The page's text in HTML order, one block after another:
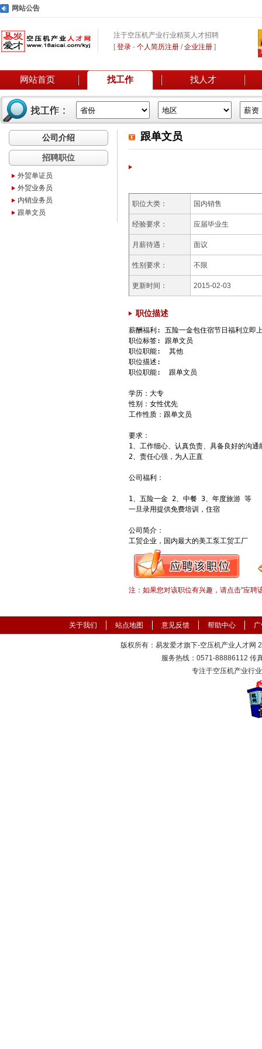
网站公告
注于空压机产业行业精英人才招聘
[登录 - 个人简历注册 /企业注册 ]
网站首页 找工作 找人才
公司介绍
招聘职位
外贸单证员
外贸业务员
内销业务员
跟单文员
跟单文员
职位大类： 国内销售
经验要求： 应届毕业生
月薪待遇： 面议
性别要求： 不限
更新时间： 2015-02-03
职位描述
薪酬福利: 五险一金包住宿节日福利立即
职位标签: 跟单文员
职位职能:  其他
职位描述:
职位职能:  跟单文员
学历：大专
性别：女性优先
工作性质：跟单文员
要求：
1、工作细心、认真负责、具备良好的沟通
2、责任心强，为人正直
公司福利：
1、五险一金 2、中餐 3、年度旅游 等
一旦录用提供免费培训，住宿
公司简介：
工贸企业，国内最大的美工泵工贸工厂
注：如果您对该职位有兴趣，请点击"应聘
关于我们 站点地图 意见反馈 帮助中心
版权所有：易发爱才旗下-空压机产业人才
服务热线：0571-88886112 传
专注于空压机产业行